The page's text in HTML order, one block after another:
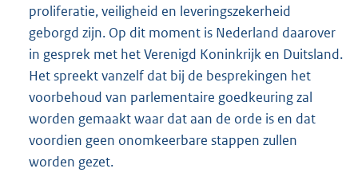
proliferatie, veiligheid en leveringszekerheid
geborgd zijn. Op dit moment is Nederland daarover
in gesprek met het Verenigd Koninkrijk en Duitsland.
Het spreekt vanzelf dat bij de besprekingen het
voorbehoud van parlementaire goedkeuring zal
worden gemaakt waar dat aan de orde is en dat
voordien geen onomkeerbare stappen zullen
worden gezet.